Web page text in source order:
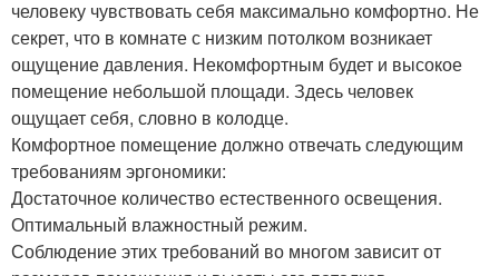
человеку чувствовать себя максимально комфортно. Не
секрет, что в комнате с низким потолком возникает
ощущение давления. Некомфортным будет и высокое
помещение небольшой площади. Здесь человек
ощущает себя, словно в колодце.
Комфортное помещение должно отвечать следующим
требованиям эргономики:
Достаточное количество естественного освещения.
Оптимальный влажностный режим.
Соблюдение этих требований во многом зависит от